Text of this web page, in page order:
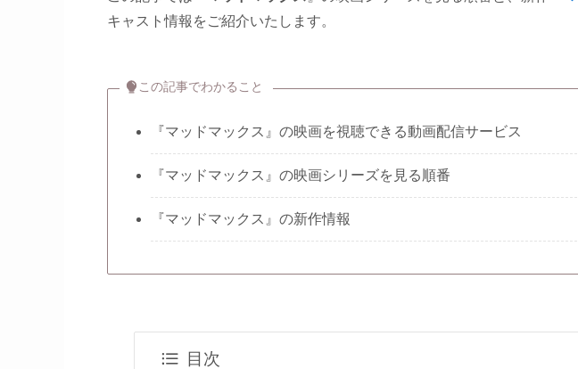
キャスト情報をご紹介いたします。
この記事でわかること
『マッドマックス』の映画を視聴できる動画配信サービス
『マッドマックス』の映画シリーズを見る順番
『マッドマックス』の新作情報
目次